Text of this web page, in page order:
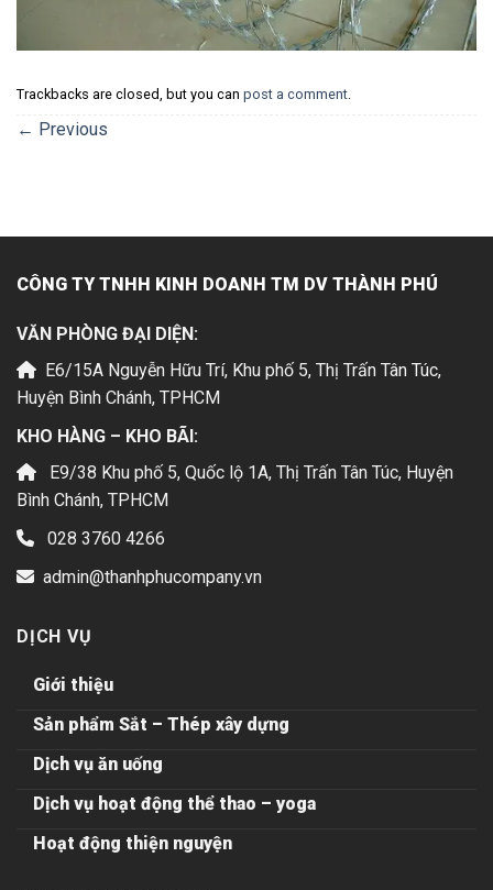
Trackbacks are closed, but you can post a comment.
← Previous
CÔNG TY TNHH KINH DOANH TM DV THÀNH PHÚ
VĂN PHÒNG ĐẠI DIỆN:
E6/15A Nguyễn Hữu Trí, Khu phố 5, Thị Trấn Tân Túc,
Huyện Bình Chánh, TPHCM
KHO HÀNG – KHO BÃI:
E9/38 Khu phố 5, Quốc lộ 1A, Thị Trấn Tân Túc, Huyện
Bình Chánh, TPHCM
028 3760 4266
admin@thanhphucompany.vn
DỊCH VỤ
Giới thiệu
Sản phẩm Sắt – Thép xây dựng
Dịch vụ ăn uống
Dịch vụ hoạt động thể thao – yoga
Hoạt động thiện nguyện